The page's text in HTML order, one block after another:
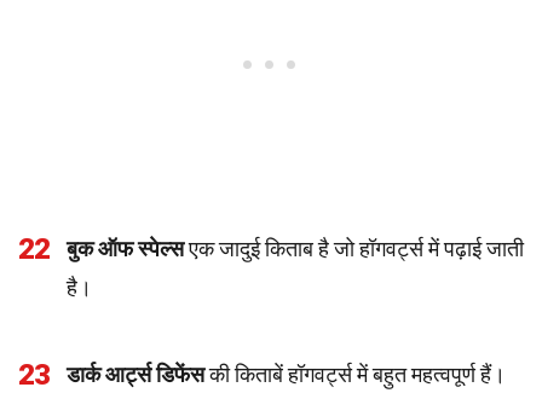
22 बुक ऑफ स्पेल्सएक जादुई किताब है जो हॉगवर्ट्स में पढ़ाई जाती
है।
23 डार्क आर्ट्स डिफेंसकी किताबें हॉगवर्ट्स में बहुत महत्वपूर्ण हैं।